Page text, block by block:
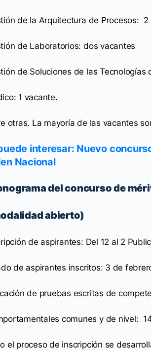
de la Arquitectura de Procesos: 2
de Laboratorios: dos vacantes
de Soluciones de las Tecnologías
1 vacante.
otras. La mayoría de las vacantes
interesar: Nuevo
Nacional
del concurso de
abierto)
de aspirantes: Del 12 al 2
de aspirantes inscritos: 3 de
de pruebas escritas de
comunes y de nivel:
el proceso de inscripción se